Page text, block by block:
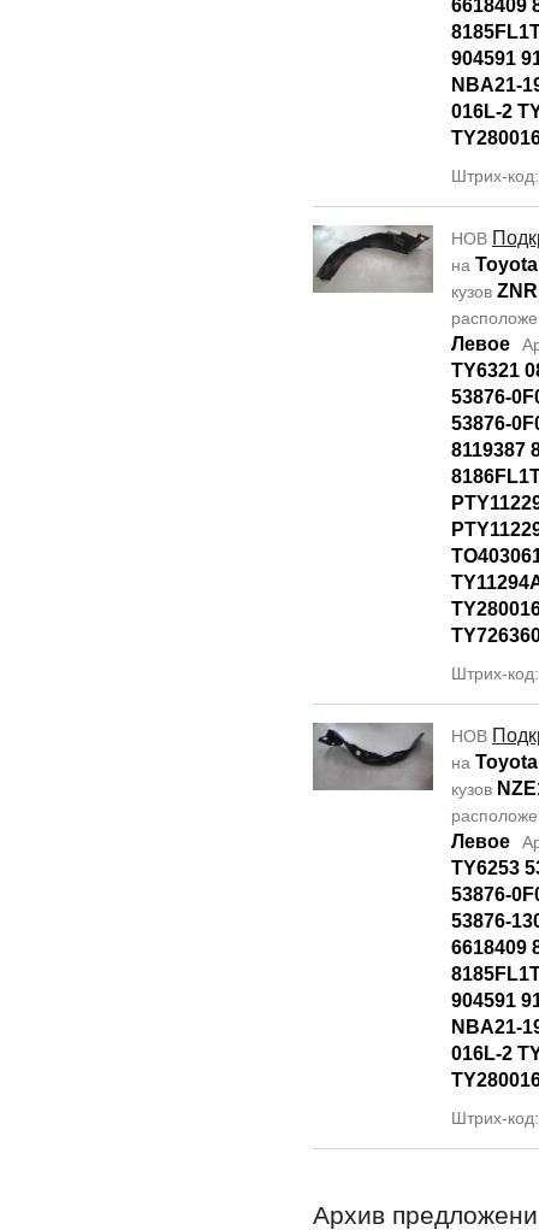
6618409
904591
NBA21-
016L-2
Штрих-
НОВ
на
кузов
Левое
TY6321
53876-
53876-
8119387
Штрих-
НОВ
на
кузов
Левое
TY6253
53876-
53876-
6618409
904591
NBA21-
016L-2
Штрих-
Архив